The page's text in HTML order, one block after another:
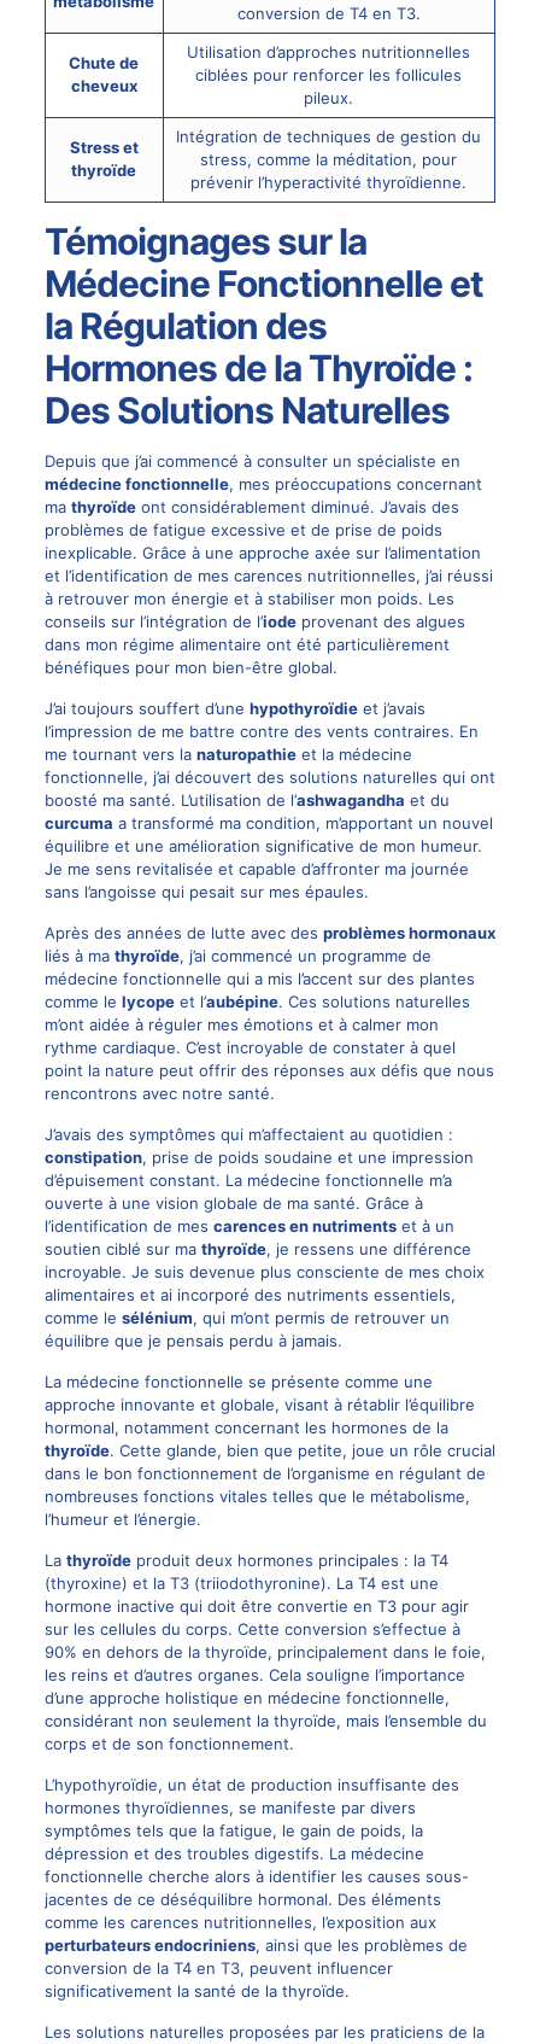
conversion de T4 en T3.
Chute de
cheveux
Utilisation d’approches nutritionnelles
ciblées pour renforcer les follicules
pileux.
Stress et
thyroïde
Intégration de techniques de gestion du
stress, comme la méditation, pour
prévenir l’hyperactivité thyroïdienne.
Témoignages sur la
Médecine Fonctionnelle et
la Régulation des
Hormones de la Thyroïde :
Des Solutions Naturelles
Depuis que j’ai commencé à consulter un spécialiste en
médecine fonctionnelle, mes préoccupations concernant
ma thyroïdeont considérablement diminué. J’avais des
problèmes de fatigue excessive et de prise de poids
inexplicable. Grâce à une approche axée sur l’alimentation
et l’identification de mes carences nutritionnelles, j’ai réussi
à retrouver mon énergie et à stabiliser mon poids. Les
conseils sur l’intégration de l’iodeprovenant des algues
dans mon régime alimentaire ont été particulièrement
bénéfiques pour mon bien-être global.
J’ai toujours souffert d’une hypothyroïdieet j’avais
l’impression de me battre contre des vents contraires. En
me tournant vers la naturopathieet la médecine
fonctionnelle, j’ai découvert des solutions naturelles qui ont
boosté ma santé. L’utilisation de l’ashwagandha et du
curcuma a transformé ma condition, m’apportant un nouvel
équilibre et une amélioration significative de mon humeur.
Je me sens revitalisée et capable d’affronter ma journée
sans l’angoisse qui pesait sur mes épaules.
Après des années de lutte avec des problèmes hormonaux
liés à ma thyroïde, j’ai commencé un programme de
médecine fonctionnelle qui a mis l’accent sur des plantes
comme le lycopeet l’aubépine. Ces solutions naturelles
m’ont aidée à réguler mes émotions et à calmer mon
rythme cardiaque. C’est incroyable de constater à quel
point la nature peut offrir des réponses aux défis que nous
rencontrons avec notre santé.
J’avais des symptômes qui m’affectaient au quotidien :
constipation, prise de poids soudaine et une impression
d’épuisement constant. La médecine fonctionnelle m’a
ouverte à une vision globale de ma santé. Grâce à
l’identification de mes carences en nutrimentset à un
soutien ciblé sur ma thyroïde, je ressens une différence
incroyable. Je suis devenue plus consciente de mes choix
alimentaires et ai incorporé des nutriments essentiels,
comme le sélénium, qui m’ont permis de retrouver un
équilibre que je pensais perdu à jamais.
La médecine fonctionnelle se présente comme une
approche innovante et globale, visant à rétablir l’équilibre
hormonal, notamment concernant les hormones de la
thyroïde. Cette glande, bien que petite, joue un rôle crucial
dans le bon fonctionnement de l’organisme en régulant de
nombreuses fonctions vitales telles que le métabolisme,
l’humeur et l’énergie.
La thyroïdeproduit deux hormones principales : la T4
(thyroxine) et la T3 (triiodothyronine). La T4 est une
hormone inactive qui doit être convertie en T3 pour agir
sur les cellules du corps. Cette conversion s’effectue à
90% en dehors de la thyroïde, principalement dans le foie,
les reins et d’autres organes. Cela souligne l’importance
d’une approche holistique en médecine fonctionnelle,
considérant non seulement la thyroïde, mais l’ensemble du
corps et de son fonctionnement.
L’hypothyroïdie, un état de production insuffisante des
hormones thyroïdiennes, se manifeste par divers
symptômes tels que la fatigue, le gain de poids, la
dépression et des troubles digestifs. La médecine
fonctionnelle cherche alors à identifier les causes sous-
jacentes de ce déséquilibre hormonal. Des éléments
comme les carences nutritionnelles, l’exposition aux
perturbateurs endocriniens, ainsi que les problèmes de
conversion de la T4 en T3, peuvent influencer
significativement la santé de la thyroïde.
Les solutions naturelles proposées par les praticiens de la